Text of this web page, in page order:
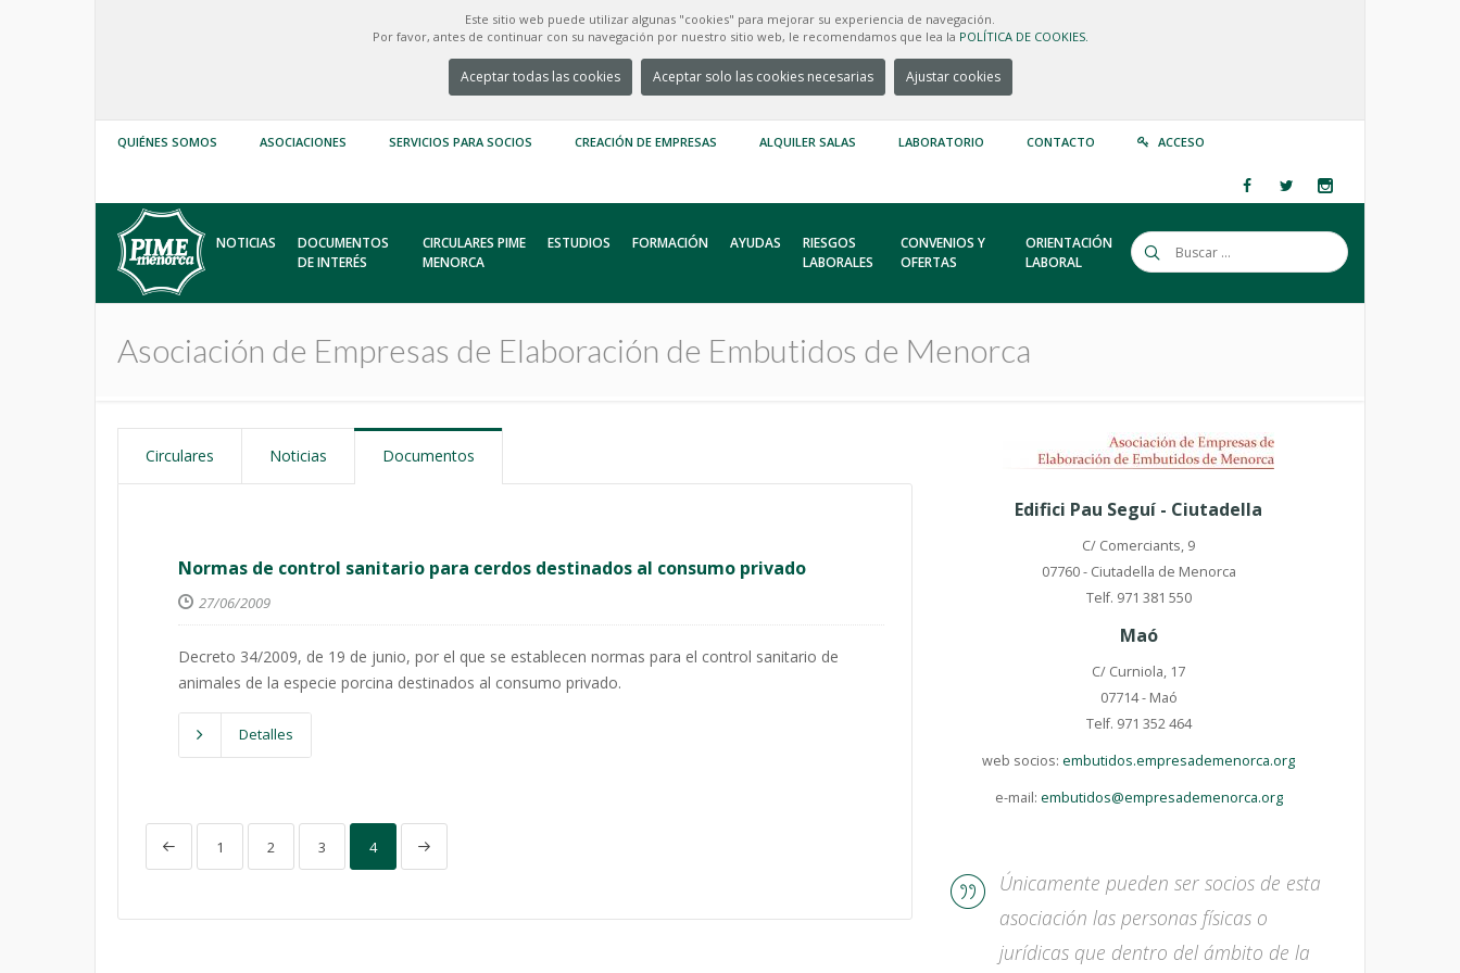
Este sitio web puede utilizar algunas "cookies" para mejorar su experiencia de navegación.
Por favor, antes de continuar con su navegación por nuestro sitio web, le recomendamos que lea la POLÍTICA DE COOKIES.
Aceptar todas las cookies Aceptar solo las cookies necesarias Ajustar cookies
QUIÉNES SOMOS ASOCIACIONES SERVICIOS PARA SOCIOS CREACIÓN DE EMPRESAS ALQUILER SALAS LABORATORIO CONTACTO ACCESO
NOTICIAS
DOCUMENTOS
DE INTERÉS
CIRCULARES PIME
MENORCA
ESTUDIOS FORMACIÓN AYUDAS
RIESGOS
LABORALES
CONVENIOS Y
OFERTAS
ORIENTACIÓN
LABORAL
Asociación de Empresas de Elaboración de Embutidos de Menorca
Circulares Noticias Documentos
Normas de control sanitario para cerdos destinados al consumo privado
27/06/2009
Decreto 34/2009, de 19 de junio, por el que se establecen normas para el control sanitario de
animales de la especie porcina destinados al consumo privado.
Detalles
1 2 3 4
Edifici Pau Seguí - Ciutadella
C/ Comerciants, 9
07760 - Ciutadella de Menorca
Telf. 971 381 550
Maó
C/ Curniola, 17
07714 - Maó
Telf. 971 352 464
web socios: embutidos.empresademenorca.org
e-mail: embutidos@empresademenorca.org
Únicamente pueden ser socios de esta
asociación las personas físicas o
jurídicas que dentro del ámbito de la